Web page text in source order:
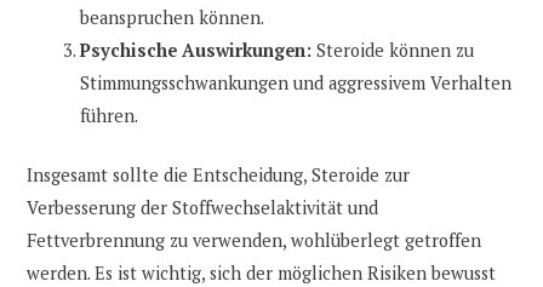
beanspruchen können.
Psychische Auswirkungen: Steroide können zu
Stimmungsschwankungen und aggressivem Verhalten
führen.
Insgesamt sollte die Entscheidung, Steroide zur
Verbesserung der Stoffwechselaktivität und
Fettverbrennung zu verwenden, wohlüberlegt getroffen
werden. Es ist wichtig, sich der möglichen Risiken bewusst